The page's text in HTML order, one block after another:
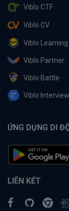
Viblo CTF
Viblo CV
Viblo Learning
Viblo Partner
Viblo Battle
Viblo Interview
ỨNG DỤNG DI
LIÊN KẾT